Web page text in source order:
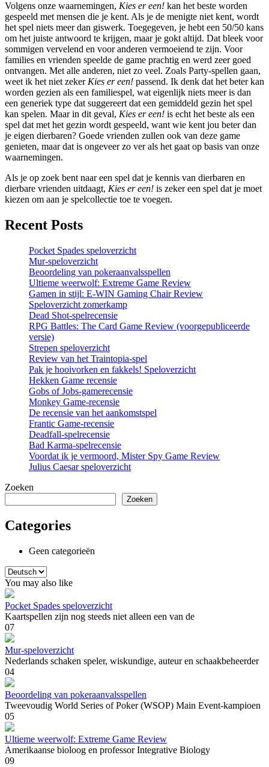
Volgens onze waarnemingen, Kies er een! kan het beste worden
gespeeld met mensen die je kent. Als je de menigte niet kent, wordt
het spel niets meer dan giswerk. Toegegeven, je hebt een 50/50 kans
om het juiste antwoord te krijgen, maar je gokt altijd. Dat bleek voor
sommigen vervelend en voor anderen vermoeiend te zijn. Voor
families en vrienden speelde de game prachtig en werd zeer goed
ontvangen. Met alle anderen, niet zo veel. Zoals Party-spellen gaan,
weet ik het niet zeker Kies er een! passend. Ik denk dat het beter kan
worden gezien als een familiespel, wat eigenlijk niets meer is dan
een generiek type dat suggereert dat een gemiddeld gezin het spel
kan spelen. Maar in dit geval, Kies er een! is echt het beste als een
spel dat met het gezin wordt gespeeld, want wie kent jou beter dan
je eigen dierbaren? Goede vrienden zullen ook van deze game
genieten, maar dat is ongeveer zo ver als het gaat op basis van onze
waarnemingen.
Als je op zoek bent naar een spel dat je kennis van dierbaren en
dierbare vrienden uitdaagt, Kies er een! is zeker een spel dat je moet
kiezen om aan je spelcollectie toe te voegen.
Recent Posts
Pocket Spades speloverzicht
Mur-speloverzicht
Beoordeling van pokeraanvalsspellen
Ultieme weerwolf: Extreme Game Review
Gamen in stijl: E-WIN Gaming Chair Review
Speloverzicht zomerkamp
Dead Shot-spelrecensie
RPG Battles: The Card Game Review (voorgepubliceerde
versie)
Strepen speloverzicht
Review van het Traintopia-spel
Pak je hooivorken en fakkels! Speloverzicht
Hekken Game recensie
Gobs of Jobs-gamerecensie
Monkey Game-recensie
De recensie van het aankomstspel
Frantic Game-recensie
Deadfall-spelrecensie
Bad Karma-spelrecensie
Voordat ik je vermoord, Mister Spy Game Review
Julius Caesar speloverzicht
Zoeken
Zoeken
Categories
Geen categorieën
Kies
een
taal
You may also like
Pocket Spades speloverzicht
Kaartspellen zijn nog steeds niet alleen een van de
07
Mur-speloverzicht
Nederlands schaken speler, wiskundige, auteur en schaakbeheerder
04
Beoordeling van pokeraanvalsspellen
Tweevoudig World Series of Poker (WSOP) Main Event-kampioen
05
Ultieme weerwolf: Extreme Game Review
Amerikaanse bioloog en professor Integrative Biology
09